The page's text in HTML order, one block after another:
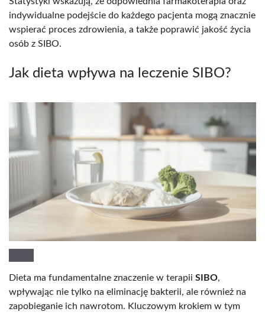
indywidualne podejście do każdego pacjenta mogą znacznie
wspierać proces zdrowienia, a także poprawić jakość życia
osób z SIBO.
Jak dieta wpływa na leczenie SIBO?
Dieta ma fundamentalne znaczenie w terapii SIBO,
wpływając nie tylko na eliminację bakterii, ale również na
zapobieganie ich nawrotom. Kluczowym krokiem w tym